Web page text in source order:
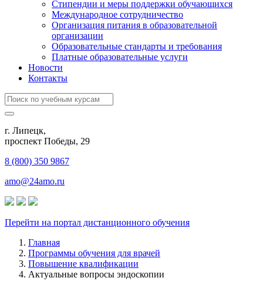
Стипендии и меры поддержки обучающихся
Международное сотрудничество
Организация питания в образовательной
организации
Образовательные стандарты и требования
Платные образовательные услуги
Новости
Контакты
г. Липецк,
​проспект Победы, 29
8 (800) 350 9867
amo@24amo.ru
Перейти на портал дистанционного обучения
Главная
Программы обучения для врачей
Повышение квалификации
Актуальные вопросы эндоскопии